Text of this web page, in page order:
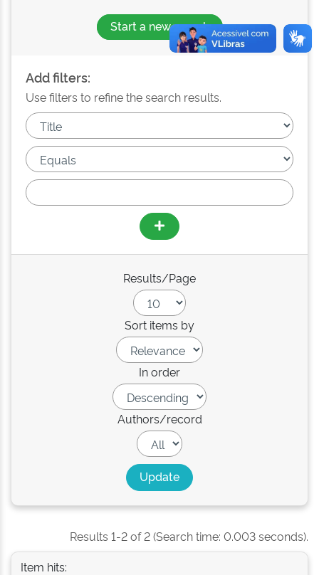
Start a new search
Add filters:
Use filters to refine the search results.
Results/Page
Sort items by
In order
Authors/record
Results 1-2 of 2 (Search time: 0.003 seconds).
Item hits: